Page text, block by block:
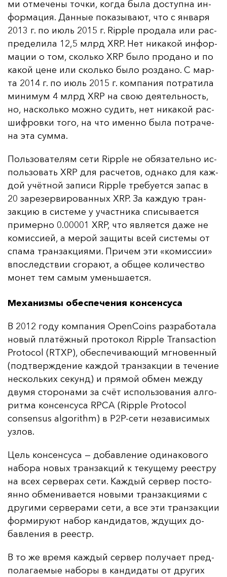
ми от­ме­че­ны точ­ки, ког­да бы­ла дос­туп­на ин­
фор­ма­ция. Дан­ные по­ка­зы­ва­ют, что с ян­ва­ря
2013 г. по и­юль 2015 г. Ripple про­да­ла или рас­
пре­де­ли­ла 12,5 млрд XRP. Нет ни­ка­кой ин­фор­
ма­ции о том, сколь­ко XRP бы­ло про­да­но и по
ка­кой це­не или сколь­ко бы­ло роз­да­но. С мар­
та 2014 г. по и­юль 2015 г. ком­па­ния пот­ра­ти­ла
ми­ни­мум 4 млрд XRP на свою де­ятель­ность,
но, нас­коль­ко мож­но су­дить, нет ни­ка­кой рас­
шиф­ров­ки то­го, на что имен­но бы­ла пот­ра­че­
на эта сум­ма.
Поль­зо­ва­те­лям се­ти Ripple не обя­за­тель­но ис­
поль­зо­вать XRP для рас­че­тов, од­на­ко для каж­
дой учёт­ной за­пи­си Ripple тре­бу­ет­ся за­пас в
20 за­ре­зер­ви­ро­ван­ных XRP. За каж­дую тран­
зак­цию в сис­те­ме у учас­тни­ка спи­сы­ва­ет­ся
при­мер­но 0.00001 XRP, что яв­ля­ет­ся да­же не
ко­мис­си­ей, а ме­рой за­щи­ты всей сис­те­мы от
спа­ма тран­зак­ци­ями. При­чем эти «ко­мис­сии»
впос­ледс­твии сго­ра­ют, а об­щее ко­ли­чес­тво
мо­нет тем са­мым умень­ша­ет­ся.
Механизмы обеспечения консенсуса
В 2012 го­ду ком­па­ния OpenCoins раз­ра­бо­та­ла
но­вый пла­тёж­ный про­то­кол Ripple Transaction
Protocol (RTXP), обес­пе­чи­ва­ющий мгно­вен­ный
(под­твер­жде­ние каж­дой тран­зак­ции в те­че­ние
нес­коль­ких се­кунд) и пря­мой об­мен меж­ду
дву­мя сто­ро­на­ми за счёт ис­поль­зо­ва­ния ал­го­
рит­ма кон­сен­су­са RPCA (Ripple Protocol
consensus algorithm) в P2P-се­ти не­за­ви­си­мых
уз­лов.
Цель кон­сен­су­са — до­бав­ле­ние оди­на­ко­во­го
на­бо­ра но­вых тран­зак­ций к те­ку­ще­му ре­ес­тру
на всех сер­ве­рах се­ти. Каж­дый сер­вер пос­то­
ян­но об­ме­ни­ва­ет­ся но­вы­ми тран­зак­ци­ями с
дру­ги­ми сер­ве­ра­ми се­ти, а все эти тран­зак­ции
фор­ми­ру­ют на­бор кан­ди­да­тов, жду­щих до­
бав­ле­ния в ре­естр.
В то же вре­мя каж­дый сер­вер по­лу­ча­ет пред­
по­ла­га­емые на­бо­ры в кан­ди­да­ты от дру­гих